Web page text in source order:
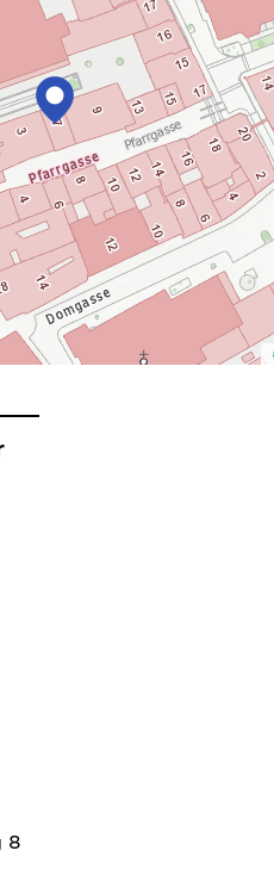
Radfahrer
für öffentliche
für
8